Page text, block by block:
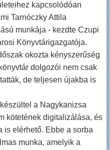
kapcsolódóan
Tarnóczky Attila
munkája - kezdte Czupi
Könyvtárigazgatója.
okozta kényszerűség
dolgozói nem csak
de teljesen újakba is
a Nagykanizsa
kötetének digitalizálása, és
is elérhető. Ebbe a sorba
munka, amelyik a